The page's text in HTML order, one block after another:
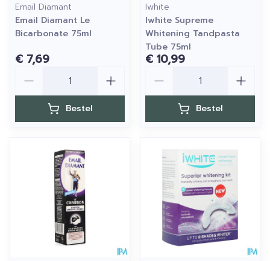
Email Diamant
Email Diamant Le
Bicarbonate 75ml
€ 7,69
Bestel
Iwhite
Iwhite Supreme
Whitening Tandpasta
Tube 75ml
€ 10,99
Bestel